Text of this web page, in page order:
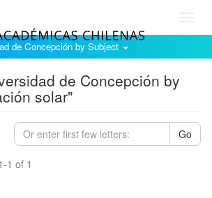
de Concepción by Subject
de Concepción by
solar"
Go
1 of 1